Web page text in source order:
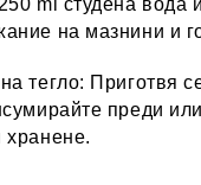
ml студена вода
на мазнини и
тегло: Приготвя
преди
хранене.